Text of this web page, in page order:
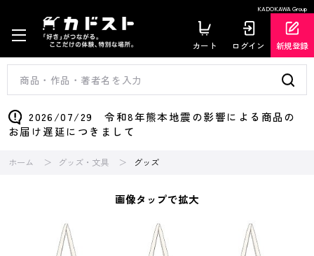
KADOKAWA Group
カート ログイン 新規登録
2026/07/29 令和8年熊本地震の影響による商品の
お届け遅延につきまして
ホーム グッズ・文具 グッズ
画像タップで拡大